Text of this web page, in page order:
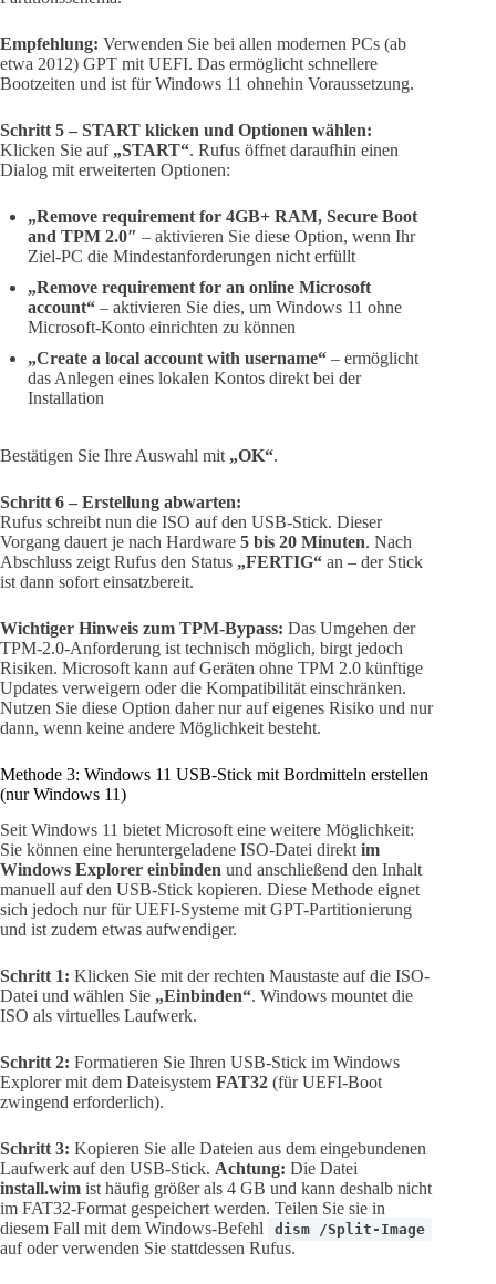
Empfehlung: Verwenden Sie bei allen modernen PCs (ab
etwa 2012) GPT mit UEFI. Das ermöglicht schnellere
Bootzeiten und ist für Windows 11 ohnehin Voraussetzung.
Schritt 5 – START klicken und Optionen wählen:
Klicken Sie auf „START“. Rufus öffnet daraufhin einen
Dialog mit erweiterten Optionen:
„Remove requirement for 4GB+ RAM, Secure Boot
and TPM 2.0″ – aktivieren Sie diese Option, wenn Ihr
Ziel-PC die Mindestanforderungen nicht erfüllt
„Remove requirement for an online Microsoft
account“ – aktivieren Sie dies, um Windows 11 ohne
Microsoft-Konto einrichten zu können
„Create a local account with username“ – ermöglicht
das Anlegen eines lokalen Kontos direkt bei der
Installation
Bestätigen Sie Ihre Auswahl mit „OK“.
Schritt 6 – Erstellung abwarten:
Rufus schreibt nun die ISO auf den USB-Stick. Dieser
Vorgang dauert je nach Hardware 5 bis 20 Minuten. Nach
Abschluss zeigt Rufus den Status „FERTIG“ an – der Stick
ist dann sofort einsatzbereit.
Wichtiger Hinweis zum TPM-Bypass: Das Umgehen der
TPM-2.0-Anforderung ist technisch möglich, birgt jedoch
Risiken. Microsoft kann auf Geräten ohne TPM 2.0 künftige
Updates verweigern oder die Kompatibilität einschränken.
Nutzen Sie diese Option daher nur auf eigenes Risiko und nur
dann, wenn keine andere Möglichkeit besteht.
Methode 3: Windows 11 USB-Stick mit Bordmitteln erstellen
(nur Windows 11)
Seit Windows 11 bietet Microsoft eine weitere Möglichkeit:
Sie können eine heruntergeladene ISO-Datei direkt im
Windows Explorer einbinden und anschließend den Inhalt
manuell auf den USB-Stick kopieren. Diese Methode eignet
sich jedoch nur für UEFI-Systeme mit GPT-Partitionierung
und ist zudem etwas aufwendiger.
Schritt 1: Klicken Sie mit der rechten Maustaste auf die ISO-
Datei und wählen Sie „Einbinden“. Windows mountet die
ISO als virtuelles Laufwerk.
Schritt 2: Formatieren Sie Ihren USB-Stick im Windows
Explorer mit dem Dateisystem FAT32 (für UEFI-Boot
zwingend erforderlich).
Schritt 3: Kopieren Sie alle Dateien aus dem eingebundenen
Laufwerk auf den USB-Stick. Achtung: Die Datei
install.wim ist häufig größer als 4 GB und kann deshalb nicht
im FAT32-Format gespeichert werden. Teilen Sie sie in
diesem Fall mit dem Windows-Befehl
dism /Split-Image
auf oder verwenden Sie stattdessen Rufus.